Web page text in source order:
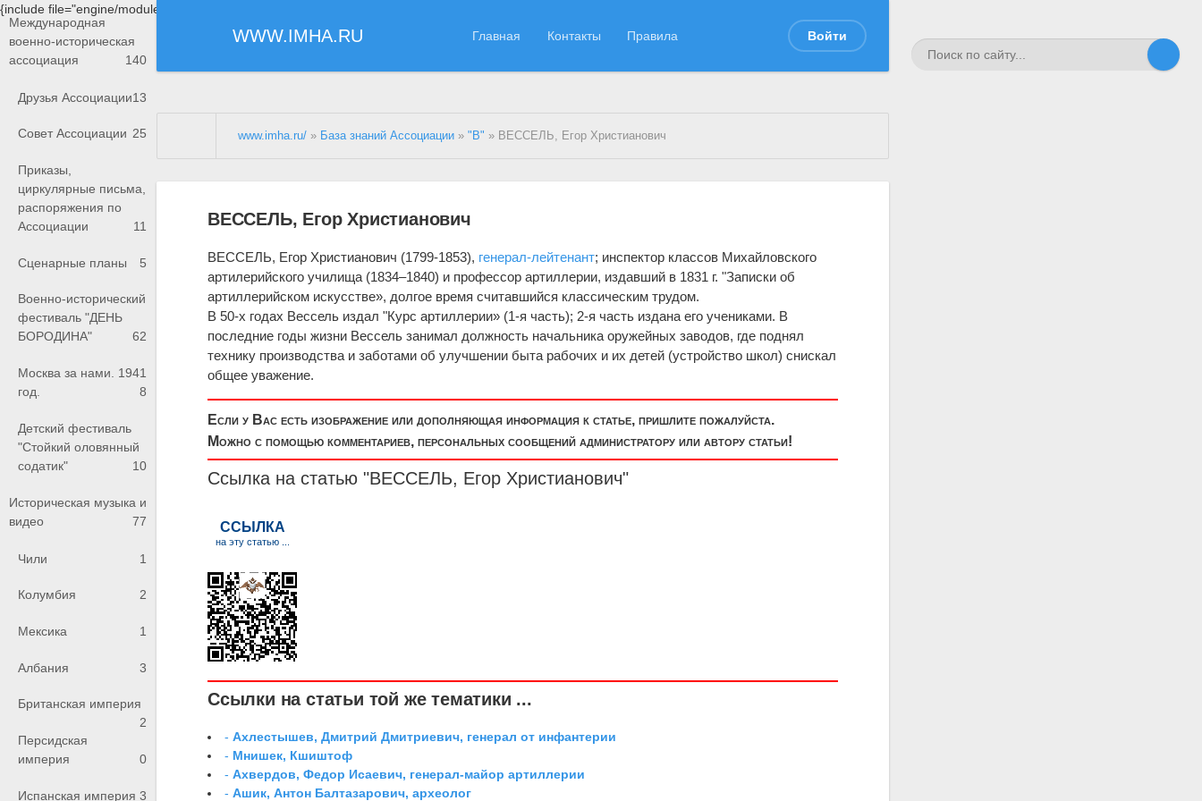
{include file="engine/modules/saperu/head.php"}
WWW.IMHA.RU Главная Контакты Правила Войти
Международная
военно-историческая
ассоциация
140
Друзья Ассоциации13
Совет Ассоциации 25
Приказы,
циркулярные письма,
распоряжения по
Ассоциации
11
Сценарные планы 5
Военно-исторический
фестиваль "ДЕНЬ
БОРОДИНА"
62
Москва за нами. 1941
год.
8
Детский фестиваль
"Стойкий оловянный
содатик"
10
Историческая музыка и
видео
77
Чили 1
Колумбия 2
Мексика 1
Албания 3
Британская империя
2
Персидская
империя
0
Испанская империя 3
www.imha.ru/ » База знаний Ассоциации »"В" » ВЕССЕЛЬ, Егор Христианович
ВЕССЕЛЬ, Егор Христианович
ВЕССЕЛЬ, Егор Христианович (1799-1853), генерал-лейтенант; инспектор классов Михайловского
артилерийского училища (1834–1840) и профессор артиллерии, издавший в 1831 г. "Записки об
артиллерийском искусстве», долгое время считавшийся классическим трудом.
В 50-х годах Вессель издал "Курс артиллерии» (1-я часть); 2-я часть издана его учениками. В
последние годы жизни Вессель занимал должность начальника оружейных заводов, где поднял
технику производства и заботами об улучшении быта рабочих и их детей (устройство школ) снискал
общее уважение.
Если у Вас есть изображение или дополняющая информация к статье, пришлите пожалуйста.
Можно с помощью комментариев, персональных сообщений администратору или автору статьи!
Ссылка на статью "ВЕССЕЛЬ, Егор Христианович"
Ссылки на статьи той же тематики ...
-Ахлестышев, Дмитрий Дмитриевич, генерал от инфантерии
- Мнишек, Кшиштоф
-Ахвердов, Федор Исаевич, генерал-майор артиллерии
-Ашик, Антон Балтазарович, археолог